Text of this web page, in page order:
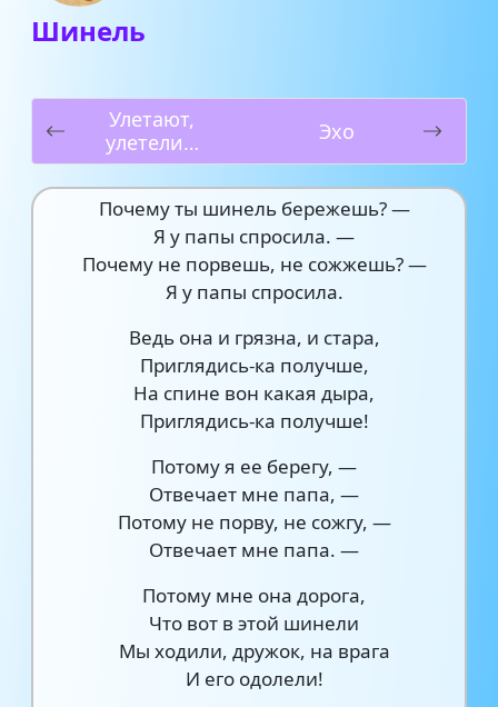
Шинель
Улетают,
улетели…
Эхо
Почему ты шинель бережешь? —
Я у папы спросила. —
Почему не порвешь, не сожжешь? —
Я у папы спросила.
Ведь она и грязна, и стара,
Приглядись-ка получше,
На спине вон какая дыра,
Приглядись-ка получше!
Потому я ее берегу, —
Отвечает мне папа, —
Потому не порву, не сожгу, —
Отвечает мне папа. —
Потому мне она дорога,
Что вот в этой шинели
Мы ходили, дружок, на врага
И его одолели!